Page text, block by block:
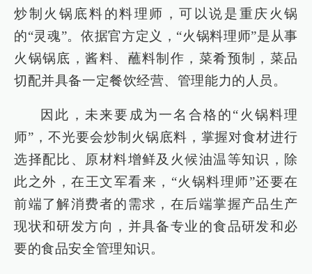
炒制火锅底料的料理师，可以说是重庆火锅
的“灵魂”。依据官方定义，“火锅料理师”是从事
火锅锅底，酱料、蘸料制作，菜肴预制，菜品
切配并具备一定餐饮经营、管理能力的人员。
因此，未来要成为一名合格的“火锅料理
师”，不光要会炒制火锅底料，掌握对食材进行
选择配比、原材料增鲜及火候油温等知识，除
此之外，在王文军看来，“火锅料理师”还要在
前端了解消费者的需求，在后端掌握产品生产
现状和研发方向，并具备专业的食品研发和必
要的食品安全管理知识。